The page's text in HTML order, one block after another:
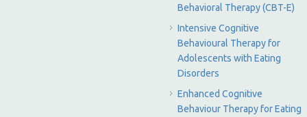
Behavioral Therapy (CBT-E)
Intensive Cognitive
Behavioural Therapy for
Adolescents with Eating
Disorders
Enhanced Cognitive
Behaviour Therapy for Eating